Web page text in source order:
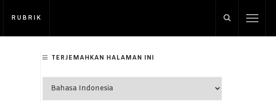
RUBRIK
TERJEMAHKAN HALAMAN INI